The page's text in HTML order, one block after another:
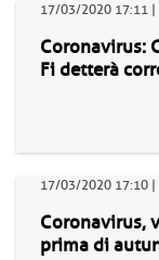
17/03/2020 17:11
Coronavirus:
Fi detterà
17/03/2020 17:10 |
Coronavirus,
prima di